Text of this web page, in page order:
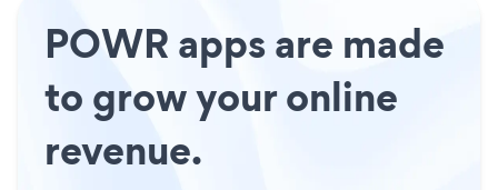
POWR apps are made
to grow your online
revenue.